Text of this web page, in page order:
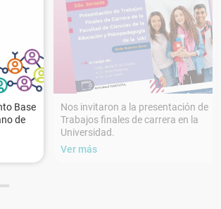
Base
de
Nos invitaron a la presentación de
Trabajos finales de carrera en la
Universidad.
Ver más